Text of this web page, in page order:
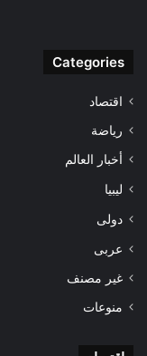
Categories
اقتصاد
رياضة
أخبار العالم
ليبيا
دولى
عربى
غير مصنف
منوعات